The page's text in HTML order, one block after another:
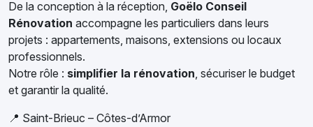
De la conception à la réception, Goëlo Conseil
Rénovation accompagne les particuliers dans leurs
projets : appartements, maisons, extensions ou locaux
professionnels.
Notre rôle : simplifier la rénovation, sécuriser le budget
et garantir la qualité.
📍 Saint-Brieuc – Côtes-d’Armor